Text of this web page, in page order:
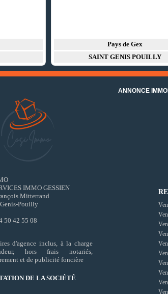
Pays de Gex
SAINT GENIS POUILLY
IMMO GESSIEN
Mitterrand
Pouilly
50 42 55 08
d'agence inclus, à la charge
hors frais notariés,
et de publicité foncière
DE LA SOCIÉTÉ
ANNONCE